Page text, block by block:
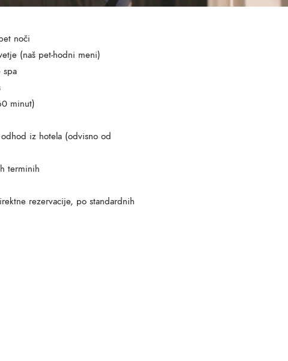
noči
(naš pet-hodni meni)
spa
minut)
iz hotela (odvisno od
terminih
rezervacije, po standardnih